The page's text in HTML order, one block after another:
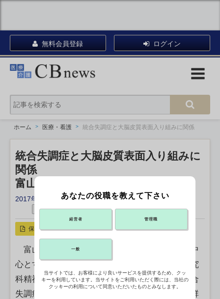
無料会員登録 ログイン
ホーム 医療・看護 統合失調症と大脳皮質表面入り組みに関係
統合失調症と大脳皮質表面入り組みに
関係
富山大などの研究グループが発見
2017年07月11日 18:05
リンクをコピー X ポスト シェアする
保存
富山大附属病院神経精神科の笹林大樹助教を中
心とする研究グループは、東大大学院医学系研究
科精神医学分野の笠井清登教授らと共同で、統合
失調症の発症高リスク群のうち、後に発症する群
あなたの役職を教えて下さい
経営者 管理職
一般
当サイトでは、お客様により良いサービスを提供するため、クッ
キーを利用しています。当サイトをご利用いただく際には、当社の
クッキーの利用について同意いただいたものとみなします。